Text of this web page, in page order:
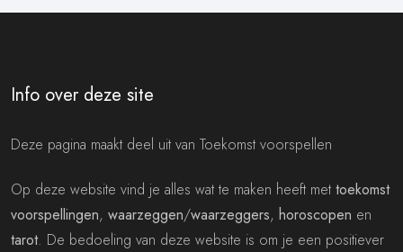
Info over deze site
Deze pagina maakt deel uit van Toekomst voorspellen
Op deze website vind je alles wat te maken heeft met toekomst
voorspellingen, waarzeggen/waarzeggers, horoscopen en
tarot. De bedoeling van deze website is om je een positiever